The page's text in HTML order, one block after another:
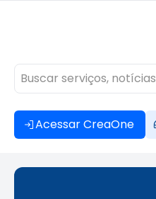
Acessar CreaOne